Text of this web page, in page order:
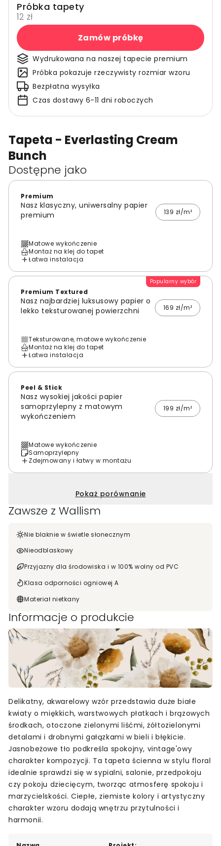
Tapeta - Everlasting Cream
Bunch
Dostępne jako
Premium
Nasz klasyczny, uniwersalny papier
premium
139 zł/m²
Matowe wykończenie
Montaż na klej do tapet
Łatwa instalacja
Popularny wybór
Premium Textured
Nasz najbardziej luksusowy papier o
lekko teksturowanej powierzchni
169 zł/m²
Teksturowane, matowe wykończenie
Montaż na klej do tapet
Łatwa instalacja
Peel & Stick
Nasz wysokiej jakości papier
samoprzylepny z matowym
wykończeniem
199 zł/m²
Matowe wykończenie
Samoprzylepny
Zdejmowany i łatwy w montażu
Pokaż porównanie
Zawsze z Wallism
Nie blaknie w świetle słonecznym
Nieodblaskowy
Przyjazny dla środowiska i w 100% wolny od PVC
Klasa odporności ogniowej A
Materiał nietkany
Informacje o produkcie
Delikatny, akwarelowy wzór przedstawia duże białe
kwiaty o miękkich, warstwowych płatkach i brązowych
środkach, otoczone zielonymi liśćmi, żółtozielonymi
detalami i drobnymi gałązkami w bieli i błękicie.
Jasnobeżowe tło podkreśla spokojny, vintage'owy
charakter kompozycji. Ta tapeta ścienna w stylu floral
idealnie sprawdzi się w sypialni, salonie, przedpokoju
czy pokoju dziecięcym, tworząc atmosferę spokoju i
marzycielskości. Ciepłe, ziemiste kolory i artystyczny
charakter wzoru dodają wnętrzu przytulności i
harmonii.
Próbka tapety
12 zł
Zamów próbkę
Wydrukowana na naszej tapecie premium
Próbka pokazuje rzeczywisty rozmiar wzoru
Bezpłatna wysyłka
Czas dostawy 6-11 dni roboczych